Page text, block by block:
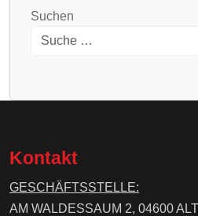
Suchen
Kontakt
GESCHÄFTSSTELLE:
AM WALDESSAUM 2, 04600